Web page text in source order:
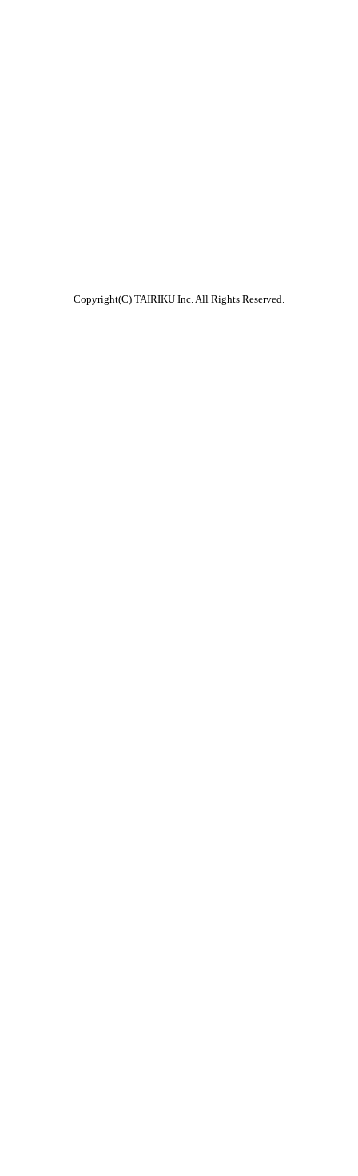
Copyright(C) TAIRIKU Inc. All Rights Reserved.